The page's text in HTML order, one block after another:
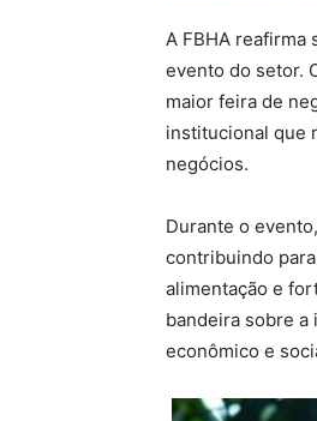
A FBHA
evento do setor.
maior feira de
institucional que
negócios.
Durante o
contribuindo
alimentação e
bandeira sobre
econômico e